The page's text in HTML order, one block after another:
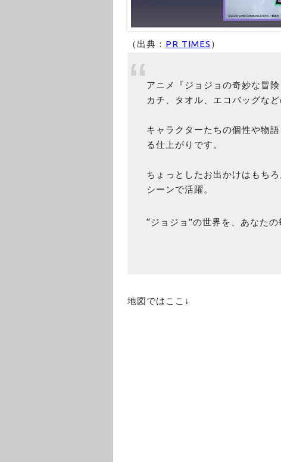
（出典： PR TIMES ）
アニメ『ジョジョの奇妙な冒
カチ、タオル、エコバッグなど
キャラクターたちの個性や物
る仕上がりです。
ちょっとしたお出かけはもち
シーンで活躍。
“ジョジョ”の世界を、あなたの
地図ではここ↓